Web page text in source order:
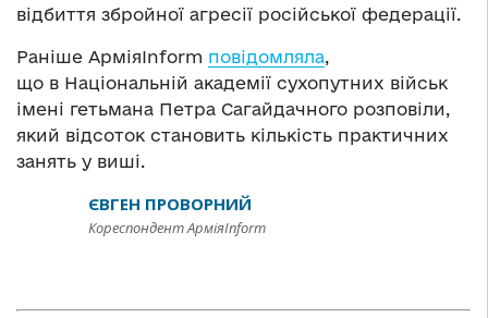
відбиття збройної агресії російської федерації.
Раніше АрміяInform повідомляла,
що в Національній академії сухопутних військ
імені гетьмана Петра Сагайдачного розповіли,
який відсоток становить кількість практичних
занять у виші.
ЄВГЕН ПРОВОРНИЙ
Кореспондент АрміяInform